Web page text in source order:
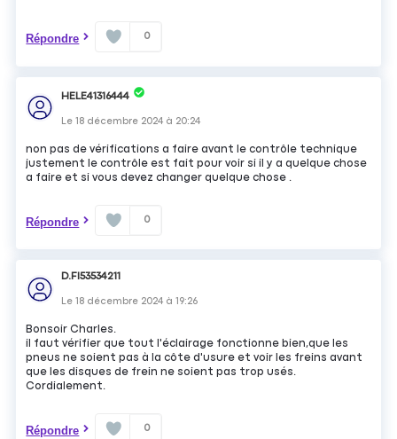
Répondre 0
HELE41316444
Le18 décembre 2024 à 20:24
non pas de vérifications a faire avant le contrôle technique
justement le contrôle est fait pour voir si il y a quelque chose
a faire et si vous devez changer quelque chose .
Répondre 0
D.FI53534211
Le18 décembre 2024 à19:26
Bonsoir Charles.
il faut vérifier que tout l'éclairage fonctionne bien,que les
pneus ne soient pas à la côte d'usure et voir les freins avant
que les disques de frein ne soient pas trop usés.
Cordialement.
Répondre 0